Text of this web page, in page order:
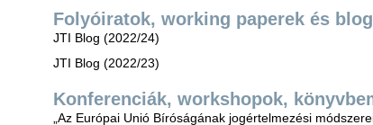
Folyóiratok, working paperek és
JTI Blog (2022/24)
JTI Blog (2022/23)
Konferenciák, workshopok,
„Az Európai Unió Bíróságának jogértelmezési